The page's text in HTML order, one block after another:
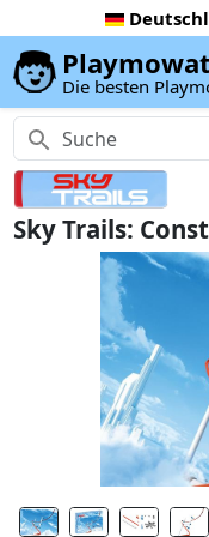
Die besten
Sky Trails: